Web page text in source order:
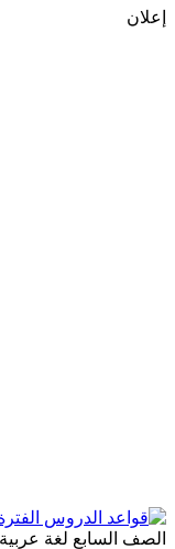
إعلان
الصف السابع لغة عربية